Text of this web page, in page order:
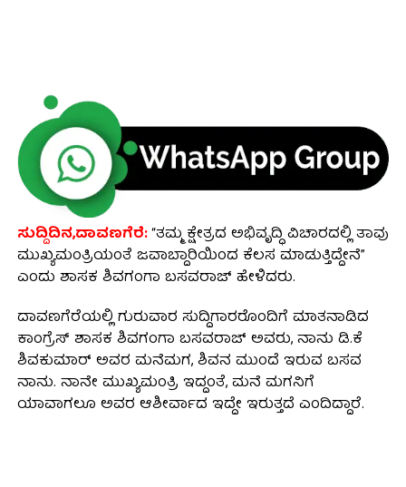
ಸುದ್ದಿದಿನ,ದಾವಣಗೆರೆ:“ತಮ್ಮ ಕ್ಷೇತ್ರದ ಅಭಿವೃದ್ಧಿ ವಿಚಾರದಲ್ಲಿ ತಾವು
ಮುಖ್ಯಮಂತ್ರಿಯಂತೆ ಜವಾಬ್ದಾರಿಯಿಂದ ಕೆಲಸ ಮಾಡುತ್ತಿದ್ದೇನೆ”
ಎಂದು ಶಾಸಕ ಶಿವಗಂಗಾ ಬಸವರಾಜ್ ಹೇಳಿದರು.
ದಾವಣಗೆರೆಯಲ್ಲಿ ಗುರುವಾರ ಸುದ್ದಿಗಾರರೊಂದಿಗೆ ಮಾತನಾಡಿದ
ಕಾಂಗ್ರೆಸ್ ಶಾಸಕ ಶಿವಗಂಗಾ ಬಸವರಾಜ್ ಅವರು, ನಾನು ಡಿ.ಕೆ
ಶಿವಕುಮಾರ್‌ ಅವರ ಮನೆಮಗ, ಶಿವನ ಮುಂದೆ ಇರುವ ಬಸವ
ನಾನು. ನಾನೇ ಮುಖ್ಯಮಂತ್ರಿ ಇದ್ದಂತೆ, ಮನೆ ಮಗನಿಗೆ
ಯಾವಾಗಲೂ ಅವರ ಆಶೀರ್ವಾದ ಇದ್ದೇ ಇರುತ್ತದೆ ಎಂದಿದ್ದಾರೆ.